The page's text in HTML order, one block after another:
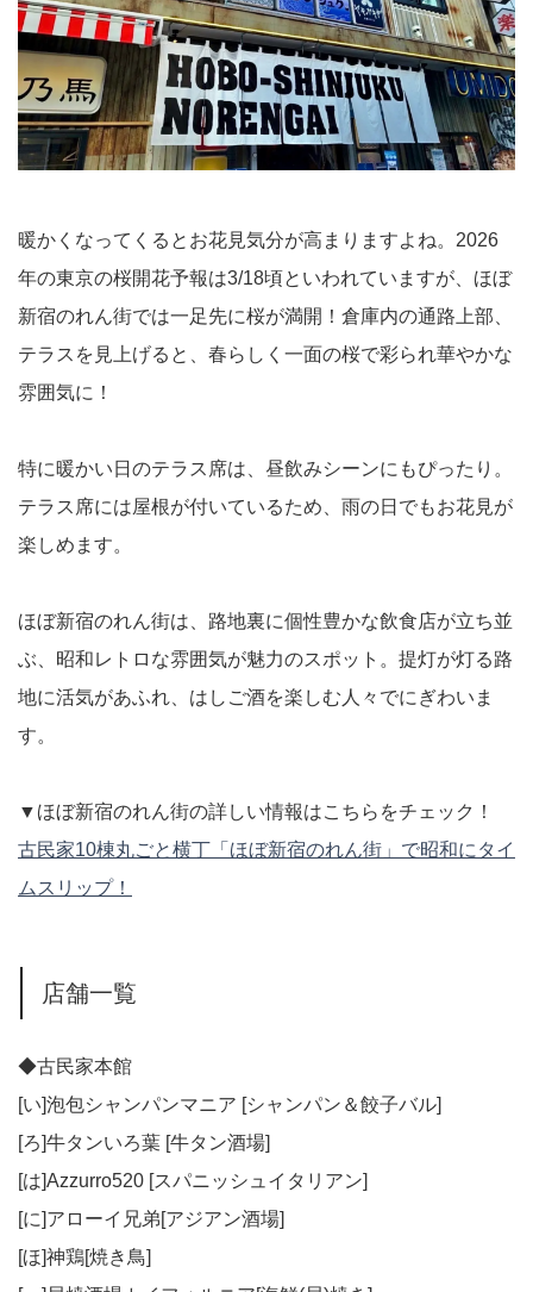
暖かくなってくるとお花見気分が高まりますよね。2026
年の東京の桜開花予報は3/18頃といわれていますが、ほぼ
新宿のれん街では一足先に桜が満開！倉庫内の通路上部、
テラスを見上げると、春らしく一面の桜で彩られ華やかな
雰囲気に！
特に暖かい日のテラス席は、昼飲みシーンにもぴったり。
テラス席には屋根が付いているため、雨の日でもお花見が
楽しめます。
ほぼ新宿のれん街は、路地裏に個性豊かな飲食店が立ち並
ぶ、昭和レトロな雰囲気が魅力のスポット。提灯が灯る路
地に活気があふれ、はしご酒を楽しむ人々でにぎわいま
す。
▼ほぼ新宿のれん街の詳しい情報はこちらをチェック！
古民家10棟丸ごと横丁「ほぼ新宿のれん街」で昭和にタイ
ムスリップ！
店舗一覧
◆古民家本館
[い]泡包シャンパンマニア [シャンパン＆餃子バル]
[ろ]牛タンいろ葉 [牛タン酒場]
[は]Azzurro520 [スパニッシュイタリアン]
[に]アローイ兄弟[アジアン酒場]
[ほ]神鶏[焼き鳥]